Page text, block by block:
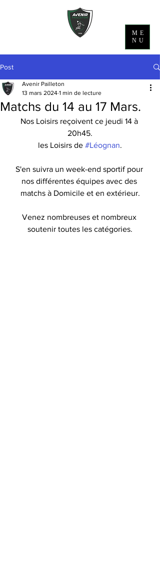
ME
NU
Post
Matchs du 14 au 17 Mars.
Avenir Pailleton
13 mars 2024 1 min de lecture
Nos Loisirs reçoivent ce jeudi 14 à
20h45.
les Loisirs de #Léognan.
S'en suivra un week-end sportif pour
nos différentes équipes avec des
matchs à Domicile et en extérieur.
Venez nombreuses et nombreux
soutenir toutes les catégories.